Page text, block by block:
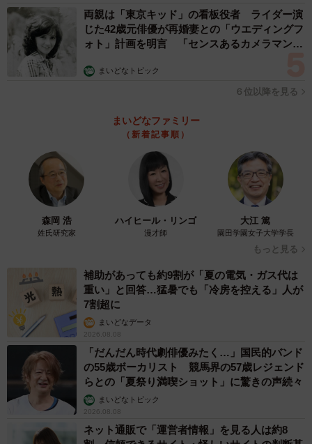
両親は「東京キッド」の看板役者 ライダー演
じた42歳元俳優が再婚妻との「ウエディングフ
ォト」計画を明言 「センスあるカメラマン求
まいどなトピック
６位以降を見る
まいどなファミリー
（新着記事順）
森岡 浩
姓氏研究家
ハイヒール・リンゴ
漫才師
大江 篤
園田学園女子大学学長
もっと見る
補助があっても約9割が「夏の電気・ガス代は
重い」と回答…猛暑でも「冷房を控える」人が
7割超に
まいどなデータ
2026.08.08
「だんだん時代劇俳優みたく…」国民的バンド
の55歳ボーカリスト 競馬界の57歳レジェンド
らとの「夏祭り満喫ショット」に驚きの声続々
まいどなトピック
2026.08.08
ネット通販で「運営者情報」を見る人は約8